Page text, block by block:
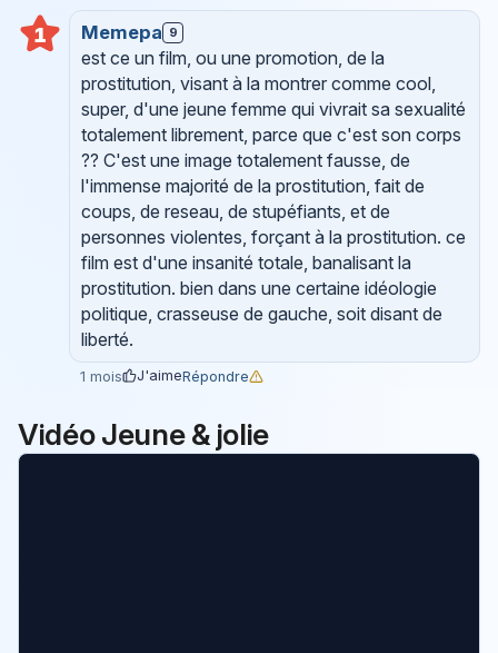
1 Memepa 9
est ce un film, ou une promotion, de la
prostitution, visant à la montrer comme cool,
super, d'une jeune femme qui vivrait sa sexualité
totalement librement, parce que c'est son corps
?? C'est une image totalement fausse, de
l'immense majorité de la prostitution, fait de
coups, de reseau, de stupéfiants, et de
personnes violentes, forçant à la prostitution. ce
film est d'une insanité totale, banalisant la
prostitution. bien dans une certaine idéologie
politique, crasseuse de gauche, soit disant de
liberté.
1 mois J'aimeRépondre
Vidéo Jeune & jolie